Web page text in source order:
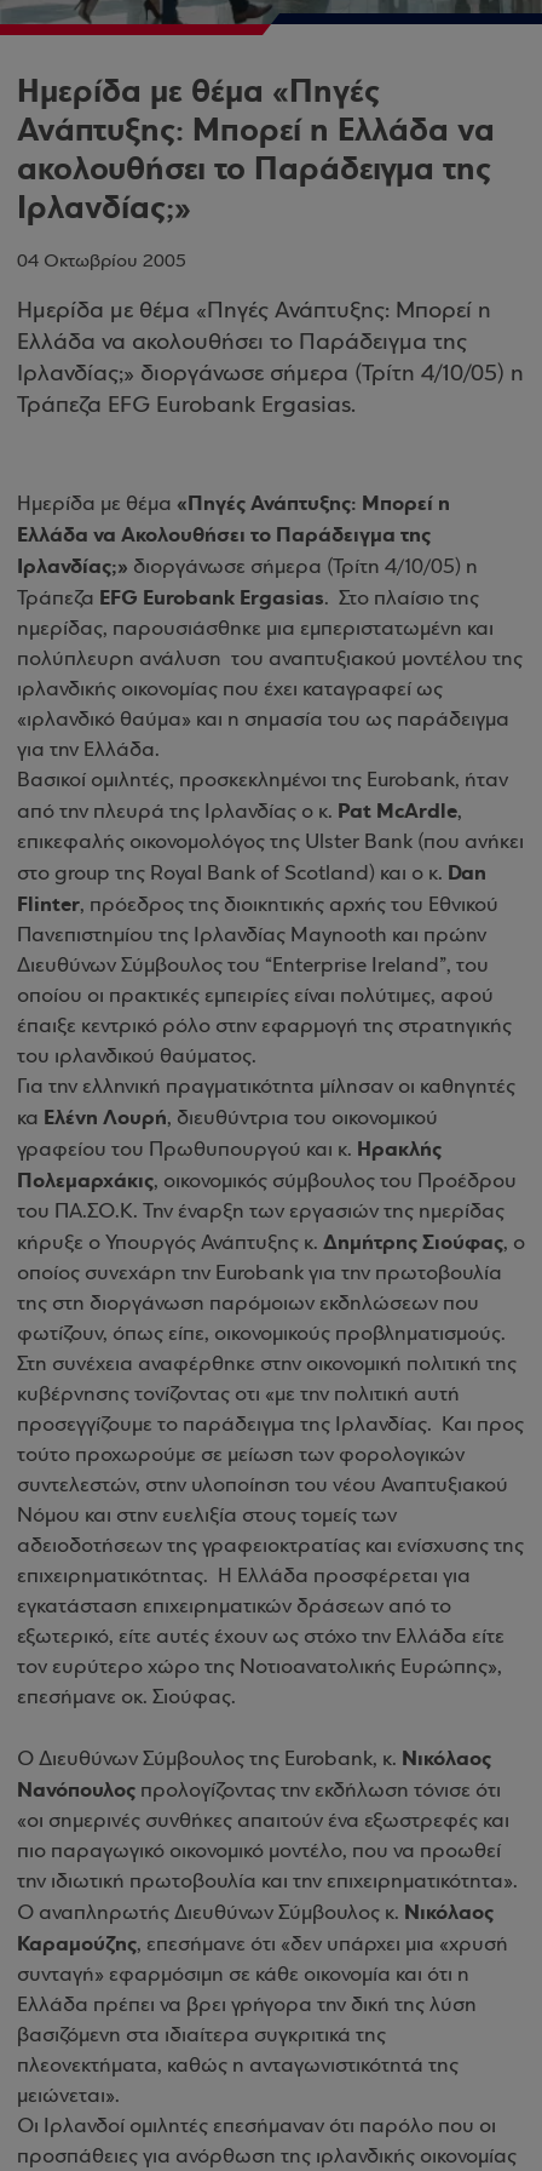
Ημερίδα με θέμα «Πηγές
Ανάπτυξης: Μπορεί η Ελλάδα να
ακολουθήσει το Παράδειγμα της
Ιρλανδίας;»
04 Οκτωβρίου 2005
Ημερίδα με θέμα «Πηγές Ανάπτυξης: Μπορεί η
Ελλάδα να ακολουθήσει το Παράδειγμα της
Ιρλανδίας;» διοργάνωσε σήμερα (Τρίτη 4/10/05) η
Τράπεζα EFG Eurobank Ergasias.
Ημερίδα με θέμα «Πηγές Ανάπτυξης: Μπορεί η
Ελλάδα να Ακολουθήσει το Παράδειγμα της
Ιρλανδίας;» διοργάνωσε σήμερα (Τρίτη 4/10/05) η
Τράπεζα EFG Eurobank Ergasias. Στο πλαίσιο της
ημερίδας, παρουσιάσθηκε μια εμπεριστατωμένη και
πολύπλευρη ανάλυση του αναπτυξιακού μοντέλου της
ιρλανδικής οικονομίας που έχει καταγραφεί ως
«ιρλανδικό θαύμα» και η σημασία του ως παράδειγμα
για την Ελλάδα.
Βασικοί ομιλητές, προσκεκλημένοι της Eurobank, ήταν
από την πλευρά της Ιρλανδίας ο κ. Pat McArdle,
επικεφαλής οικονομολόγος της Ulster Bank (που ανήκει
στο group της Royal Bank of Scotland) και ο κ. Dan
Flinter, πρόεδρος της διοικητικής αρχής του Εθνικού
Πανεπιστημίου της Ιρλανδίας Maynooth και πρώην
Διευθύνων Σύμβουλος του “Enterprise Ireland”, του
οποίου οι πρακτικές εμπειρίες είναι πολύτιμες, αφού
έπαιξε κεντρικό ρόλο στην εφαρμογή της στρατηγικής
του ιρλανδικού θαύματος.
Για την ελληνική πραγματικότητα μίλησαν οι καθηγητές
κα Ελένη Λουρή, διευθύντρια του οικονομικού
γραφείου του Πρωθυπουργού και κ. Ηρακλής
Πολεμαρχάκις, οικονομικός σύμβουλος του Προέδρου
του ΠΑ.ΣΟ.Κ. Την έναρξη των εργασιών της ημερίδας
κήρυξε ο Υπουργός Ανάπτυξης κ. Δημήτρης Σιούφας, ο
οποίος συνεχάρη την Eurobank για την πρωτοβουλία
της στη διοργάνωση παρόμοιων εκδηλώσεων που
φωτίζουν, όπως είπε, οικονομικούς προβληματισμούς.
Στη συνέχεια αναφέρθηκε στην οικονομική πολιτική της
κυβέρνησης τονίζοντας οτι «με την πολιτική αυτή
προσεγγίζουμε το παράδειγμα της Ιρλανδίας. Και προς
τούτο προχωρούμε σε μείωση των φορολογικών
συντελεστών, στην υλοποίηση του νέου Αναπτυξιακού
Νόμου και στην ευελιξία στους τομείς των
αδειοδοτήσεων της γραφειοκτρατίας και ενίσχυσης της
επιχειρηματικότητας. Η Ελλάδα προσφέρεται για
εγκατάσταση επιχειρηματικών δράσεων από το
εξωτερικό, είτε αυτές έχουν ως στόχο την Ελλάδα είτε
τον ευρύτερο χώρο της Νοτιοανατολικής Ευρώπης»,
επεσήμανε οκ. Σιούφας.
Ο Διευθύνων Σύμβουλος της Eurobank, κ. Νικόλαος
Νανόπουλος προλογίζοντας την εκδήλωση τόνισε ότι
«οι σημερινές συνθήκες απαιτούν ένα εξωστρεφές και
πιο παραγωγικό οικονομικό μοντέλο, που να προωθεί
την ιδιωτική πρωτοβουλία και την επιχειρηματικότητα».
Ο αναπληρωτής Διευθύνων Σύμβουλος κ. Νικόλαος
Καραμούζης, επεσήμανε ότι «δεν υπάρχει μια «χρυσή
συνταγή» εφαρμόσιμη σε κάθε οικονομία και ότι η
Ελλάδα πρέπει να βρει γρήγορα την δική της λύση
βασιζόμενη στα ιδιαίτερα συγκριτικά της
πλεονεκτήματα, καθώς η ανταγωνιστικότητά της
μειώνεται».
Οι Ιρλανδοί ομιλητές επεσήμαναν ότι παρόλο που οι
προσπάθειες για ανόρθωση της ιρλανδικής οικονομίας